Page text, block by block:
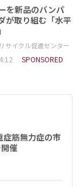
を新品のバンパ
取り組む「水平
サイクル促進センター
SPONSORED
筋無力症の市
催